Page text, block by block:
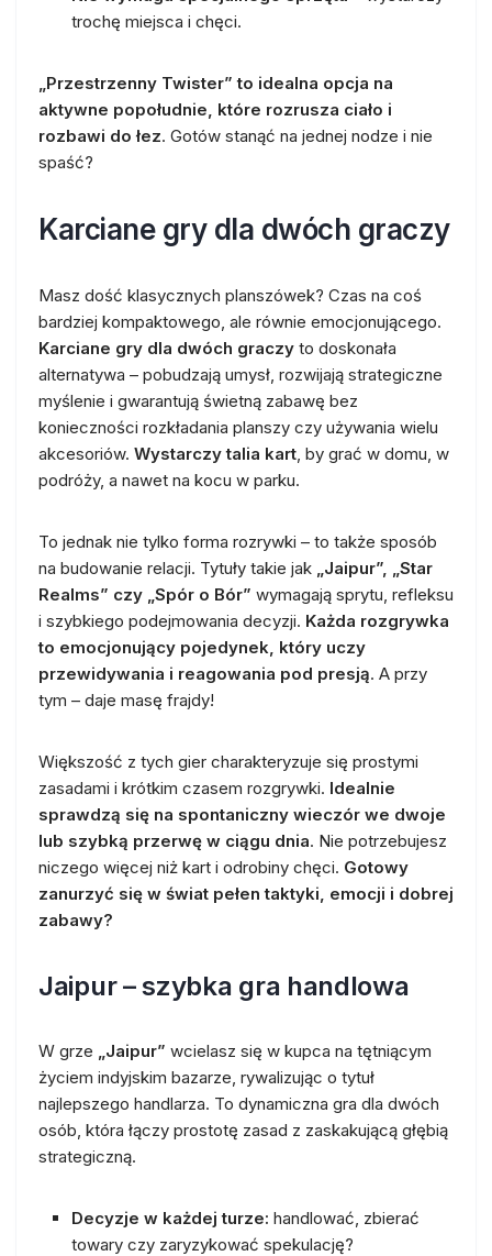
trochę miejsca i chęci.
„Przestrzenny Twister” to idealna opcja na
aktywne popołudnie, które rozrusza ciało i
rozbawi do łez. Gotów stanąć na jednej nodze i nie
spaść?
Karciane gry dla dwóch graczy
Masz dość klasycznych planszówek? Czas na coś
bardziej kompaktowego, ale równie emocjonującego.
Karciane gry dla dwóch graczy to doskonała
alternatywa – pobudzają umysł, rozwijają strategiczne
myślenie i gwarantują świetną zabawę bez
konieczności rozkładania planszy czy używania wielu
akcesoriów. Wystarczy talia kart, by grać w domu, w
podróży, a nawet na kocu w parku.
To jednak nie tylko forma rozrywki – to także sposób
na budowanie relacji. Tytuły takie jak „Jaipur”, „Star
Realms” czy „Spór o Bór” wymagają sprytu, refleksu
i szybkiego podejmowania decyzji. Każda rozgrywka
to emocjonujący pojedynek, który uczy
przewidywania i reagowania pod presją. A przy
tym – daje masę frajdy!
Większość z tych gier charakteryzuje się prostymi
zasadami i krótkim czasem rozgrywki. Idealnie
sprawdzą się na spontaniczny wieczór we dwoje
lub szybką przerwę w ciągu dnia. Nie potrzebujesz
niczego więcej niż kart i odrobiny chęci. Gotowy
zanurzyć się w świat pełen taktyki, emocji i dobrej
zabawy?
Jaipur – szybka gra handlowa
W grze „Jaipur” wcielasz się w kupca na tętniącym
życiem indyjskim bazarze, rywalizując o tytuł
najlepszego handlarza. To dynamiczna gra dla dwóch
osób, która łączy prostotę zasad z zaskakującą głębią
strategiczną.
Decyzje w każdej turze: handlować, zbierać
towary czy zaryzykować spekulację?